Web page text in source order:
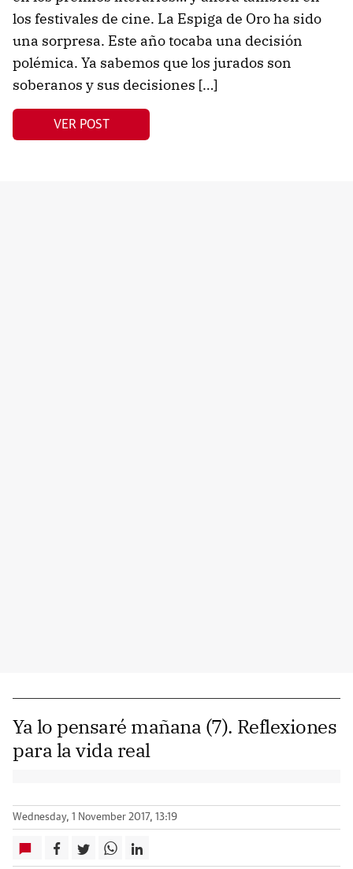
los festivales de cine. La Espiga de Oro ha sido
una sorpresa. Este año tocaba una decisión
polémica. Ya sabemos que los jurados son
soberanos y sus decisiones […]
VER POST
Ya lo pensaré mañana (7). Reflexiones
para la vida real
Wednesday, 1 November 2017, 13:19